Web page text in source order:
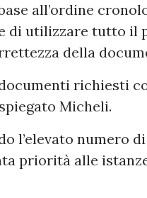
all’ordine
di utilizzare tutto il
della
richiesti
Micheli.
l’elevato numero
priorità alle